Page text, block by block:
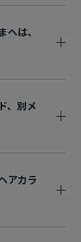
は、
、別メ
アカラ